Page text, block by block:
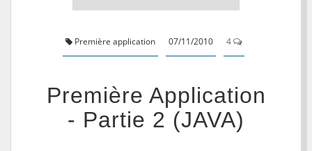
Première application 07/11/2010 4
Première Application
- Partie 2 (JAVA)